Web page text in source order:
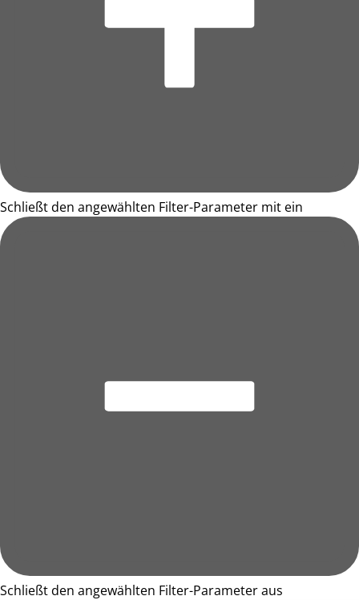
Schließt den angewählten Filter-Parameter mit ein
Schließt den angewählten Filter-Parameter aus